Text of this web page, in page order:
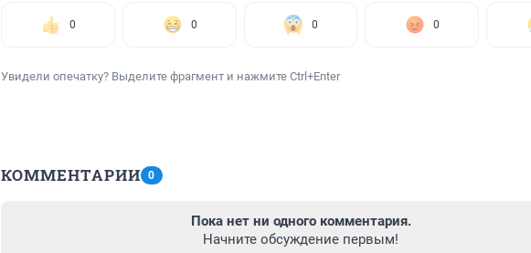
0 0 0 0
Увидели опечатку? Выделите фрагмент и нажмите Ctrl+Enter
КОММЕНТАРИИ 0
Пока нет ни одного комментария.
Начните обсуждение первым!